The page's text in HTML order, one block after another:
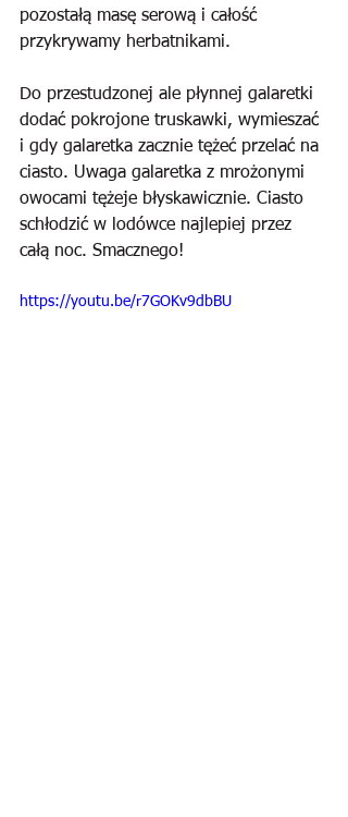
pozostałą masę serową i całość
przykrywamy herbatnikami.
Do przestudzonej ale płynnej galaretki
dodać pokrojone truskawki, wymieszać
i gdy galaretka zacznie tężeć przelać na
ciasto. Uwaga galaretka z mrożonymi
owocami tężeje błyskawicznie. Ciasto
schłodzić w lodówce najlepiej przez
całą noc. Smacznego!
https://youtu.be/r7GOKv9dbBU